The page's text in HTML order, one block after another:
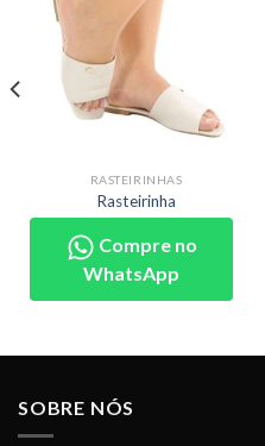
RASTEIRINHAS
Rasteirinha
Compre no
WhatsApp
SOBRE NÓS